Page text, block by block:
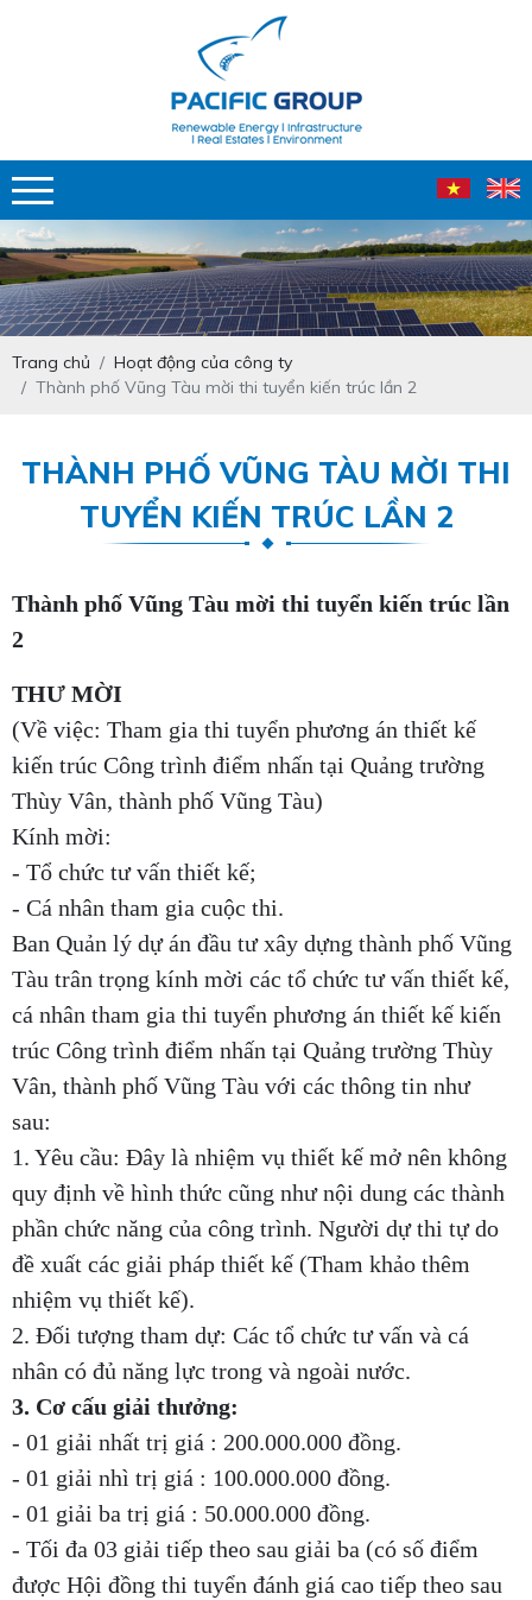
Trang chủ
Hoạt động của công ty
Thành phố Vũng Tàu mời thi tuyển kiến trúc lần 2
THÀNH PHỐ VŨNG TÀU MỜI THI
TUYỂN KIẾN TRÚC LẦN 2
Thành phố Vũng Tàu mời thi tuyển kiến trúc lần
2
THƯ MỜI
(Về việc: Tham gia thi tuyển phương án thiết kế
kiến trúc Công trình điểm nhấn tại Quảng trường
Thùy Vân, thành phố Vũng Tàu)
Kính mời:
- Tổ chức tư vấn thiết kế;
- Cá nhân tham gia cuộc thi.
Ban Quản lý dự án đầu tư xây dựng thành phố Vũng
Tàu trân trọng kính mời các tổ chức tư vấn thiết kế,
cá nhân tham gia thi tuyển phương án thiết kế kiến
trúc Công trình điểm nhấn tại Quảng trường Thùy
Vân, thành phố Vũng Tàu với các thông tin như
sau:
1. Yêu cầu: Đây là nhiệm vụ thiết kế mở nên không
quy định về hình thức cũng như nội dung các thành
phần chức năng của công trình. Người dự thi tự do
đề xuất các giải pháp thiết kế (Tham khảo thêm
nhiệm vụ thiết kế).
2. Đối tượng tham dự: Các tổ chức tư vấn và cá
nhân có đủ năng lực trong và ngoài nước.
3. Cơ cấu giải thưởng:
- 01 giải nhất trị giá : 200.000.000 đồng.
- 01 giải nhì trị giá : 100.000.000 đồng.
- 01 giải ba trị giá : 50.000.000 đồng.
- Tối đa 03 giải tiếp theo sau giải ba (có số điểm
được Hội đồng thi tuyển đánh giá cao tiếp theo sau